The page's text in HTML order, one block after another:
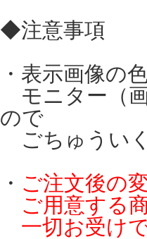
◆注意事項
・表示画像の
モニター（
ので
ごちゅうい
・ ご注文後の
ご用意する
一切お受け